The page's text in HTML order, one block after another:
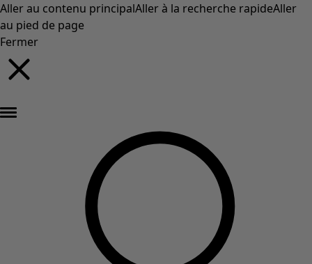
Aller au contenu principalAller à la recherche rapideAller
au pied de page
Fermer